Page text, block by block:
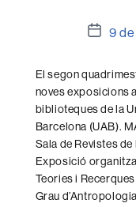
Data9
El segon
noves exposicions
biblioteques de la
Barcelona (UAB).
Sala de Revistes
Exposició
Teories i
Grau